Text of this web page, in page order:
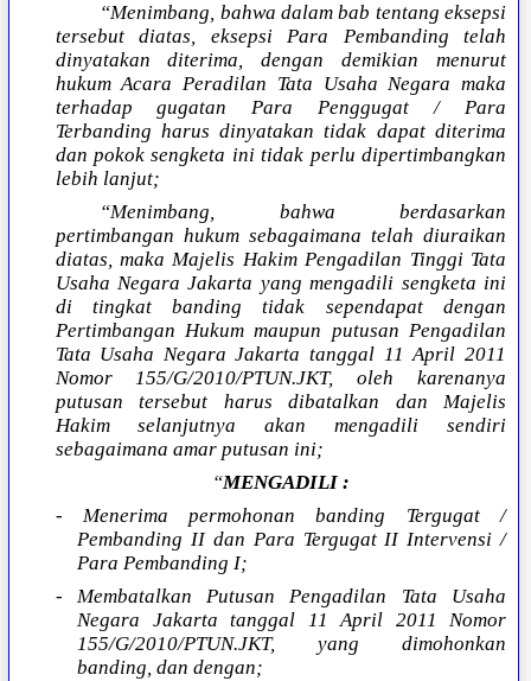
“Menimbang, bahwa dalam bab tentang eksepsi
tersebut diatas, eksepsi Para Pembanding telah
dinyatakan diterima, dengan demikian menurut
hukum Acara Peradilan Tata Usaha Negara maka
terhadap gugatan Para Penggugat / Para
Terbanding harus dinyatakan tidak dapat diterima
dan pokok sengketa ini tidak perlu dipertimbangkan
lebih lanjut;
“Menimbang, bahwa berdasarkan
pertimbangan hukum sebagaimana telah diuraikan
diatas, maka Majelis Hakim Pengadilan Tinggi Tata
Usaha Negara Jakarta yang mengadili sengketa ini
di tingkat banding tidak sependapat dengan
Pertimbangan Hukum maupun putusan Pengadilan
Tata Usaha Negara Jakarta tanggal 11 April 2011
Nomor 155/G/2010/PTUN.JKT, oleh karenanya
putusan tersebut harus dibatalkan dan Majelis
Hakim selanjutnya akan mengadili sendiri
sebagaimana amar putusan ini;
“MENGADILI :
- Menerima permohonan banding Tergugat /
Pembanding II dan Para Tergugat II Intervensi /
Para Pembanding I;
- Membatalkan Putusan Pengadilan Tata Usaha
Negara Jakarta tanggal 11 April 2011 Nomor
155/G/2010/PTUN.JKT, yang dimohonkan
banding, dan dengan;